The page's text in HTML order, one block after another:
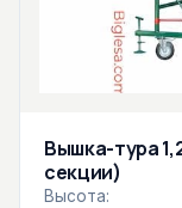
Вышка-тура
секции)
Высота: